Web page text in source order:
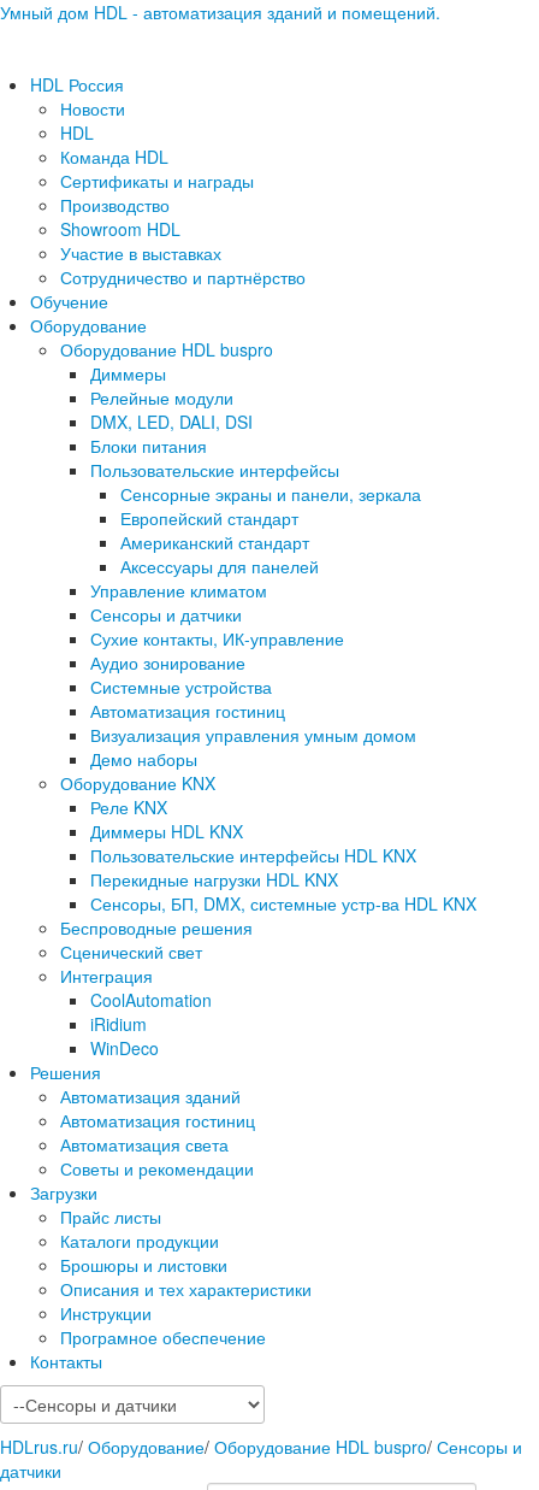
Умный дом HDL - автоматизация зданий и помещений.
HDL Россия
Новости
HDL
Команда HDL
Сертификаты и награды
Производство
Showroom HDL
Участие в выставках
Сотрудничество и партнёрство
Обучение
Оборудование
Оборудование HDL buspro
Диммеры
Релейные модули
DMX, LED, DALI, DSI
Блоки питания
Пользовательские интерфейсы
Сенсорные экраны и панели, зеркала
Европейский стандарт
Американский стандарт
Аксессуары для панелей
Управление климатом
Сенсоры и датчики
Сухие контакты, ИК-управление
Аудио зонирование
Системные устройства
Автоматизация гостиниц
Визуализация управления умным домом
Демо наборы
Оборудование KNX
Реле KNX
Диммеры HDL KNX
Пользовательские интерфейсы HDL KNX
Перекидные нагрузки HDL KNX
Сенсоры, БП, DMX, системные устр-ва HDL KNX
Беспроводные решения
Сценический свет
Интеграция
CoolAutomation
iRidium
WinDeco
Решения
Автоматизация зданий
Автоматизация гостиниц
Автоматизация света
Советы и рекомендации
Загрузки
Прайс листы
Каталоги продукции
Брошюры и листовки
Описания и тех характеристики
Инструкции
Програмное обеспечение
Контакты
HDLrus.ru/ Оборудование/ Оборудование HDL buspro/ Сенсоры и
датчики